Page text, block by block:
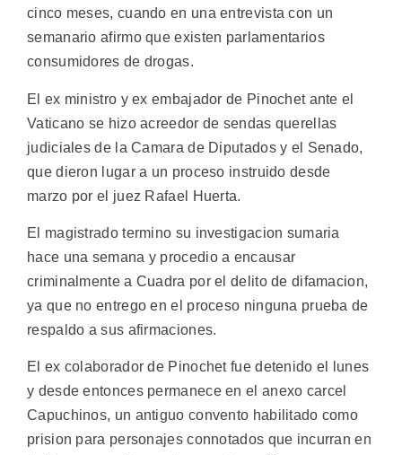
cinco meses, cuando en una entrevista con un
semanario afirmo que existen parlamentarios
consumidores de drogas.
El ex ministro y ex embajador de Pinochet ante el
Vaticano se hizo acreedor de sendas querellas
judiciales de la Camara de Diputados y el Senado,
que dieron lugar a un proceso instruido desde
marzo por el juez Rafael Huerta.
El magistrado termino su investigacion sumaria
hace una semana y procedio a encausar
criminalmente a Cuadra por el delito de difamacion,
ya que no entrego en el proceso ninguna prueba de
respaldo a sus afirmaciones.
El ex colaborador de Pinochet fue detenido el lunes
y desde entonces permanece en el anexo carcel
Capuchinos, un antiguo convento habilitado como
prision para personajes connotados que incurran en